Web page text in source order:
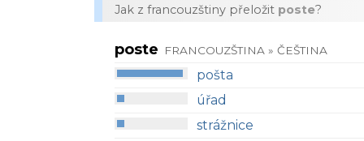
Jak z francouzštiny přeložit poste?
poste FRANCOUZŠTINA » ČEŠTINA
pošta
úřad
strážnice